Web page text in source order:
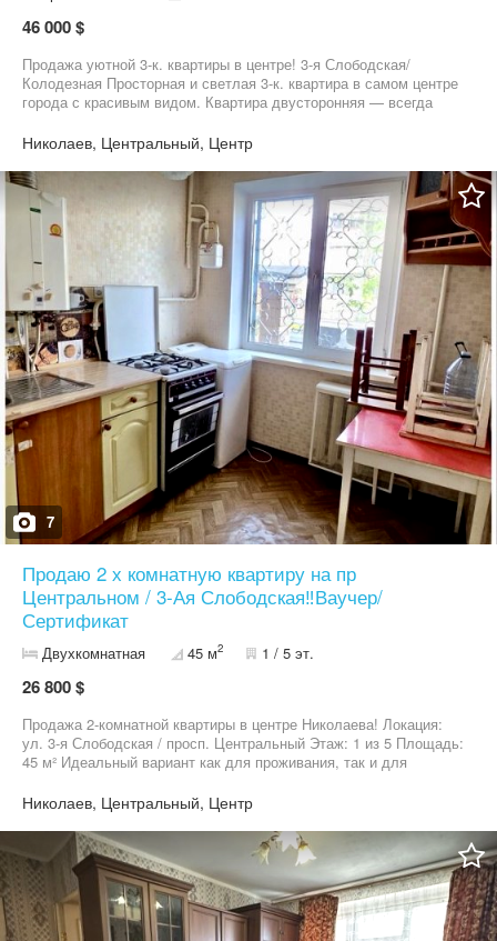
46 000 $
Продажа уютной 3-к. квартиры в центре! 3-я Слободская/
Колодезная Просторная и светлая 3-к. квартира в самом центре
города с красивым видом. Квартира двусторонняя — всегда
- Удобная планировка: квартира на 2 стороны - Балкон (утеплён)
+ лоджия - Частично остаётся мебель и техника - Тёплая,
аккуратная, подходит для жизни или аренды Рядом
супермаркеты, магазины, школа, детский сад, парк — всё для
комфортной жизни в шаговой доступности. Продается только за
наличные‼️ Звоните, чтобы договориться о просмотре!
Николаев, Центральный, Центр
7
Продаю 2 х комнатную квартиру на пр
Центральном / 3-Ая Слободская‼️Ваучер/
Сертификат
Двухкомнатная 45 м2 1 / 5 эт.
26 800 $
Продажа 2-комнатной квартиры в центре Николаева! Локация:
ул. 3-я Слободская / просп. Центральный Этаж: 1 из 5 Площадь:
45 м² Идеальный вариант как для проживания, так и для
Рядом есть всё необходимое: транспортная развязка, рынок,
магазины, сервисы. Центр города — всегда востребован.
Квартира в обычном состоянии. Всё, что есть на фото —
остаётся. Есть балкон. Пишите в директ или звоните для
уточнения деталей и просмотра.
Николаев, Центральный, Центр